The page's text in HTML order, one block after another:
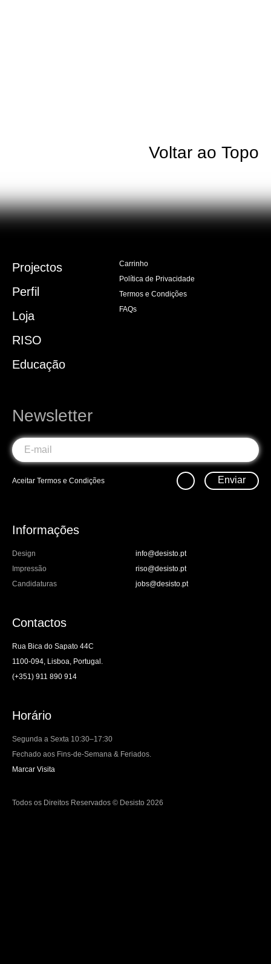
Voltar ao Topo
Projectos
Perfil
Loja
RISO
Educação
Carrinho
Política de Privacidade
Termos e Condições
FAQs
Newsletter
Aceitar Termos e Condições Enviar
Informações
Design
info@desisto.pt
Impressão
riso@desisto.pt
Candidaturas
jobs@desisto.pt
Contactos
Rua Bica do Sapato 44C
1100-094, Lisboa, Portugal.
(+351) 911 890 914
Horário
Segunda a Sexta 10:30–17:30
Fechado aos Fins-de-Semana & Feriados.
Marcar Visita
Todos os Direitos Reservados © Desisto 2026